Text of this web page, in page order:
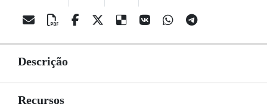
Descrição
Recursos